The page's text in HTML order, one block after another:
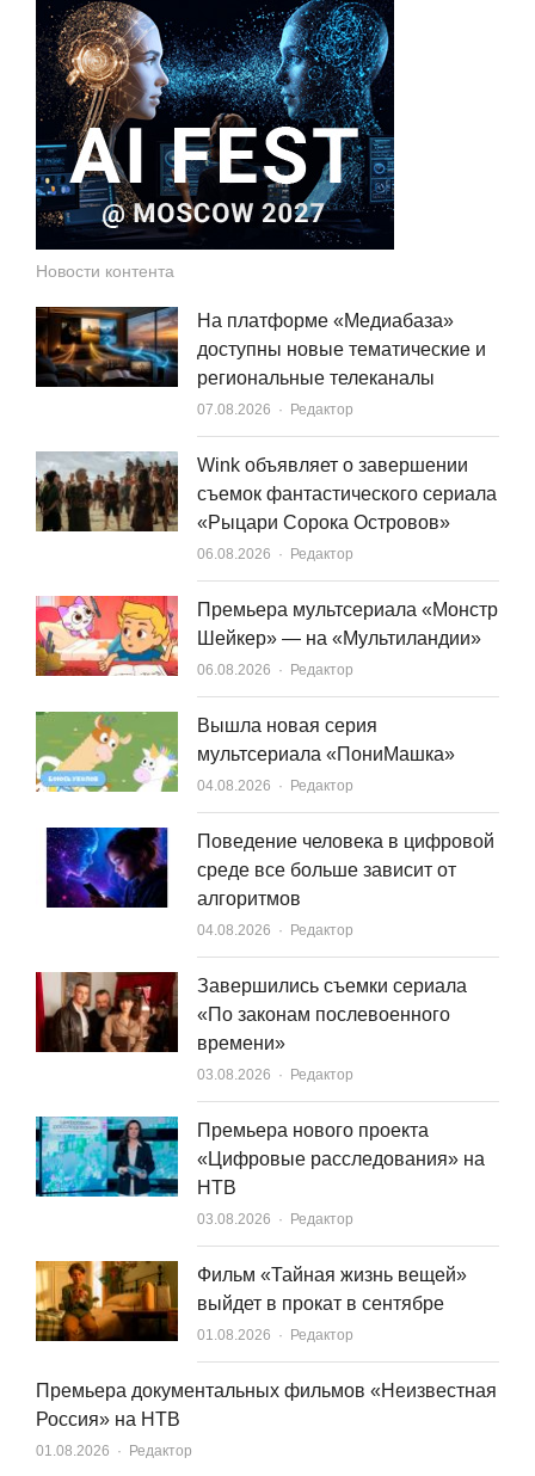
Новости контента
На платформе «Медиабаза»
доступны новые тематические и
региональные телеканалы
07.08.2026 Author
Редактор
Wink объявляет о завершении
съемок фантастического сериала
«Рыцари Сорока Островов»
06.08.2026 Author
Редактор
Премьера мультсериала «Монстр
Шейкер» — на «Мультиландии»
06.08.2026 Author
Редактор
Вышла новая серия
мультсериала «ПониМашка»
04.08.2026 Author
Редактор
Поведение человека в цифровой
среде все больше зависит от
алгоритмов
04.08.2026 Author
Редактор
Завершились съемки сериала
«По законам послевоенного
времени»
03.08.2026 Author
Редактор
Премьера нового проекта
«Цифровые расследования» на
НТВ
03.08.2026 Author
Редактор
Фильм «Тайная жизнь вещей»
выйдет в прокат в сентябре
01.08.2026 Author
Редактор
Премьера документальных фильмов «Неизвестная
Россия» на НТВ
01.08.2026 Author
Редактор